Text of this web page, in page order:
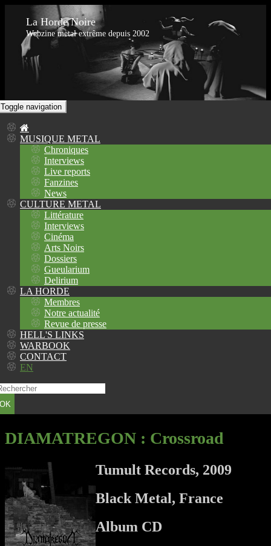
La Horde Noire
Webzine metal extrême depuis 2002
Toggle navigation
MUSIQUE METAL
Chroniques
Interviews
Live reports
Fanzines
News
CULTURE METAL
Littérature
Interviews
Cinéma
Arts Noirs
Dossiers
Gueularium
Delirium
LA HORDE
Membres
Notre actualité
Revue de presse
HELL'S LINKS
WARBOOK
CONTACT
EN
OK
DIAMATREGON : Crossroad
Tumult Records, 2009
Black Metal, France
Album CD